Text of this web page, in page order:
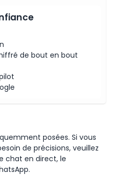
de bout en bout
posées. Si vous
de précisions, veuillez
chat en direct, le